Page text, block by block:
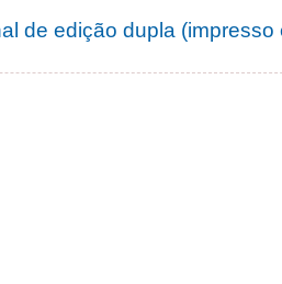
de edição dupla (impresso